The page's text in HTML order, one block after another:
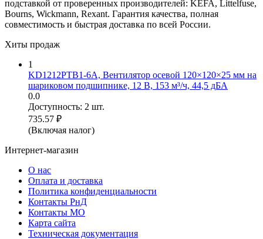
подставкой от проверенных производителей: KEFA, Littelfuse,
Bourns, Wickmann, Rexant. Гарантия качества, полная
совместимость и быстрая доставка по всей России.
Хиты продаж
1
KD1212PTB1-6A, Вентилятор осевой 120×120×25 мм на
шариковом подшипнике, 12 В, 153 м³/ч, 44,5 дБА
0.0
Доступность: 2 шт.
735.57 ₽
(Включая налог)
Интернет-магазин
О нас
Оплата и доставка
Политика конфиденциальности
Контакты РнД
Контакты МО
Карта сайта
Техническая документация